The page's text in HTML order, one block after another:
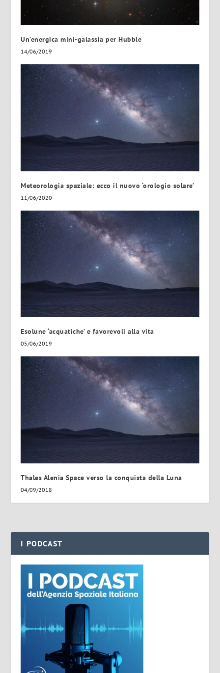
Un’energica mini-galassia per Hubble
14/06/2019
Meteorologia spaziale: ecco il nuovo ‘orologio solare’
11/06/2020
Esolune ‘acquatiche’ e favorevoli alla vita
05/06/2019
Thales Alenia Space verso la conquista della Luna
04/09/2018
I PODCAST